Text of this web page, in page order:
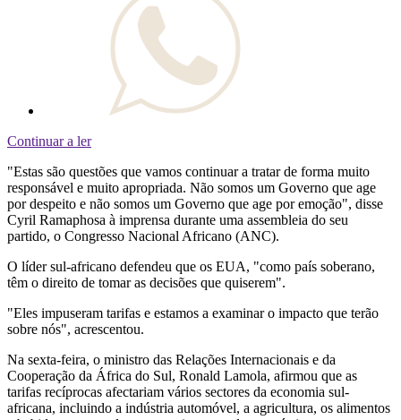
Continuar a ler
"Estas são questões que vamos continuar a tratar de forma muito
responsável e muito apropriada. Não somos um Governo que age
por despeito e não somos um Governo que age por emoção", disse
Cyril Ramaphosa à imprensa durante uma assembleia do seu
partido, o Congresso Nacional Africano (ANC).
O líder sul-africano defendeu que os EUA, "como país soberano,
têm o direito de tomar as decisões que quiserem".
"Eles impuseram tarifas e estamos a examinar o impacto que terão
sobre nós", acrescentou.
Na sexta-feira, o ministro das Relações Internacionais e da
Cooperação da África do Sul, Ronald Lamola, afirmou que as
tarifas recíprocas afectariam vários sectores da economia sul-
africana, incluindo a indústria automóvel, a agricultura, os alimentos